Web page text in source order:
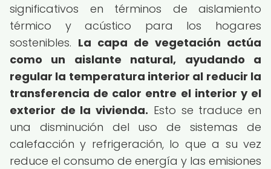
significativos en términos de aislamiento
térmico y acústico para los hogares
sostenibles. La capa de vegetación actúa
como un aislante natural, ayudando a
regular la temperatura interior al reducir la
transferencia de calor entre el interior y el
exterior de la vivienda. Esto se traduce en
una disminución del uso de sistemas de
calefacción y refrigeración, lo que a su vez
reduce el consumo de energía y las emisiones